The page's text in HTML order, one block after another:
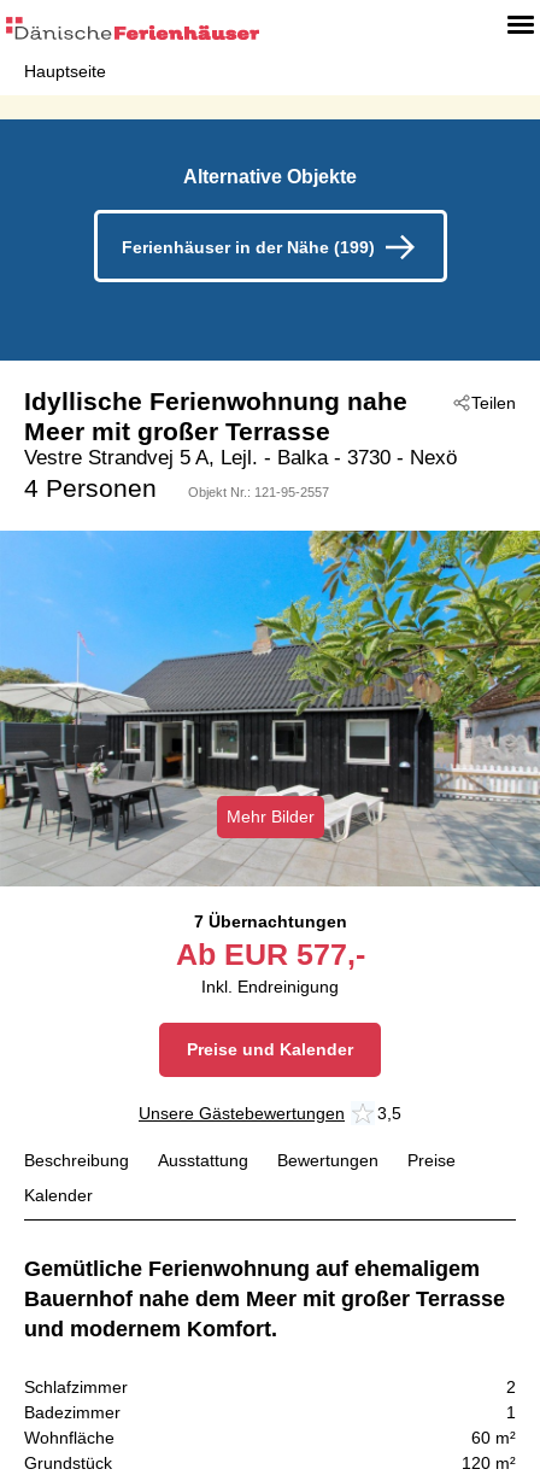
Hauptseite
Alternative Objekte
Ferienhäuser in der Nähe (199)
Teilen
Idyllische Ferienwohnung nahe
Meer mit großer Terrasse
Vestre Strandvej 5 A, Lejl. - Balka - 3730 - Nexö
4 Personen Objekt Nr.: 121-95-2557
Mehr Bilder
7 Übernachtungen
Ab EUR 577,-
Inkl. Endreinigung
Preise und Kalender
Unsere Gästebewertungen 3,5
Beschreibung Ausstattung Bewertungen
Preise
Kalender
Gemütliche Ferienwohnung auf ehemaligem
Bauernhof nahe dem Meer mit großer Terrasse
und modernem Komfort.
Schlafzimmer
2
Badezimmer
1
Wohnfläche
60 m²
Grundstück
120 m²